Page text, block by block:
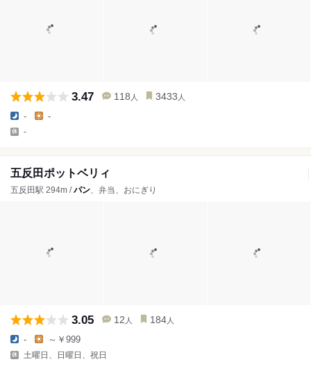
3.47 118 人 3433 人
- -
-
五反田ポットベリィ
五反田駅 294m /パン、弁当、おにぎり
3.05 12 人 184 人
- ～￥999
土曜日、日曜日、祝日